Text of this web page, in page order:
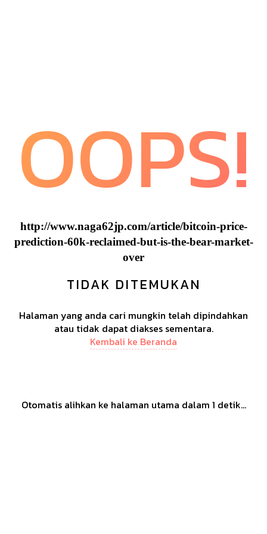
OOPS!
http://www.naga62jp.com/article/bitcoin-price-
prediction-60k-reclaimed-but-is-the-bear-market-
over
TIDAK DITEMUKAN
Halaman yang anda cari mungkin telah dipindahkan
atau tidak dapat diakses sementara.
Kembali ke Beranda
Otomatis alihkan ke halaman utama dalam 1 detik...